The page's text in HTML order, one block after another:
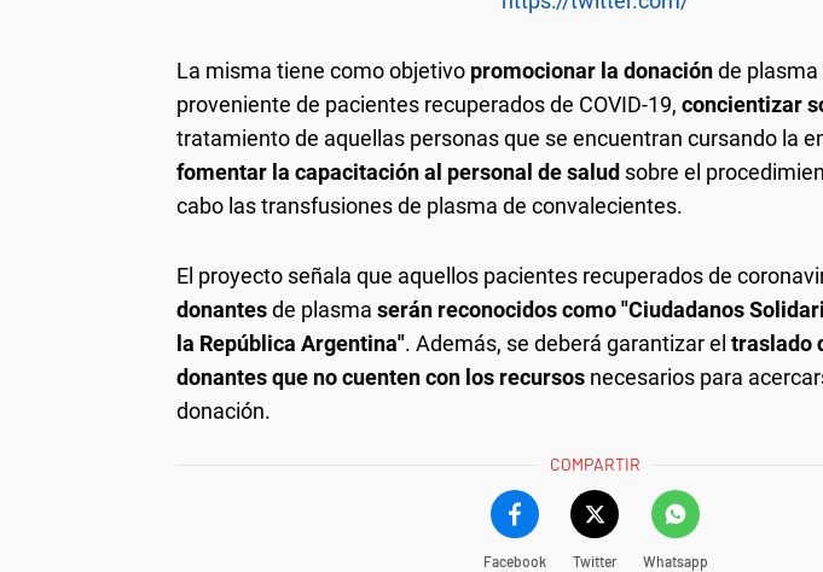
La misma tiene como objetivo promocionar la donaciónde
proveniente de pacientes recuperados de COVID-19, concientizar
tratamiento de aquellas personas que se encuentran cursando la
fomentar la capacitación al personal de salud sobre el
cabo las transfusiones de plasma de convalecientes.
El proyecto señala que aquellos pacientes recuperados de
donantesde plasma serán reconocidos como "Ciudadanos
la República Argentina". Además, se deberá garantizar el traslado
donantes que no cuenten con los recursos necesarios para
donación.
COMPARTIR
Facebook Twitter Whatsapp